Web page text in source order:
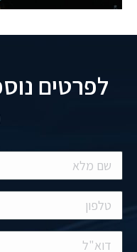
לפרטים